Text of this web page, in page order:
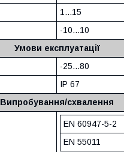
1...15
-10...10
Умови експлуатації
-25...80
IP 67
Випробування/схвалення
EN 60947-5-2
EN 55011